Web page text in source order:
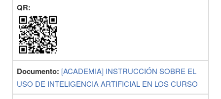
QR:
Documento: [ACADEMIA] INSTRUCCIÓN SOBRE EL
USO DE INTELIGENCIA ARTIFICIAL EN LOS CURSO